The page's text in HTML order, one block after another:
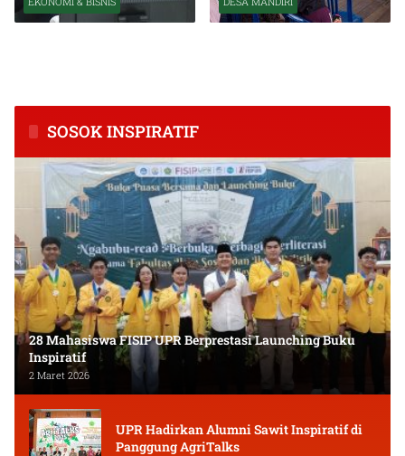
SOSOK INSPIRATIF
28 Mahasiswa FISIP UPR Berprestasi Launching Buku
Inspiratif
2 Maret 2026
UPR Hadirkan Alumni Sawit Inspiratif di
Panggung AgriTalks